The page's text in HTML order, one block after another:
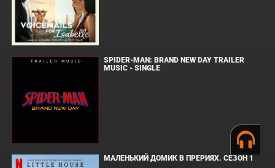
SPIDER-MAN: BRAND NEW DAY TRAILER
MUSIC - SINGLE
МАЛЕНЬКИЙ ДОМИК В ПРЕРИЯХ. СЕЗОН 1